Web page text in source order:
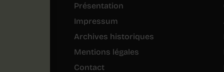
Présentation
Impressum
Archives historiques
Mentions légales
Contact